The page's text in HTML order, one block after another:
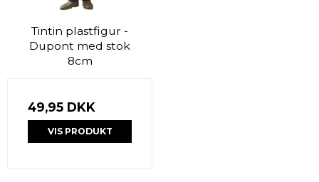
Tintin plastfigur -
Dupont med stok
8cm
49,95 DKK
VIS PRODUKT